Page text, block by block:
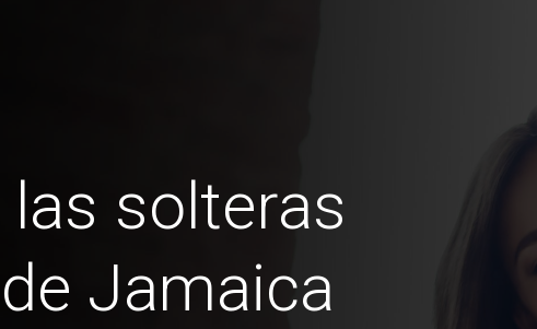
solteras
Jamaica